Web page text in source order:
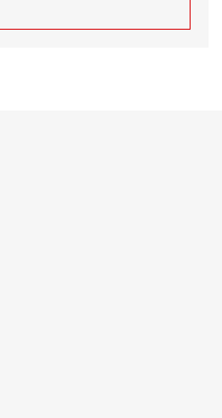
Chopper Eco Respect Noir
66% so với các mẫu máy xay